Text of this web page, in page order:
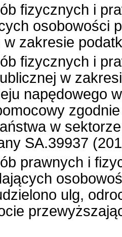
fizycznych i
osobowości
w zakresie
fizycznych i
w
napędowego
w
SA.39937
prawnych i
ulg,